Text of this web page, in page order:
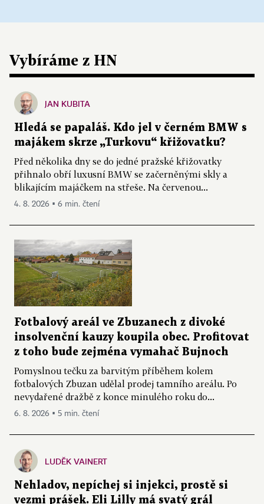
Vybíráme z HN
JAN KUBITA
Hledá se papaláš. Kdo jel v černém BMW s
majákem skrze „Turkovu“ křižovatku?
Před několika dny se do jedné pražské křižovatky
přihnalo obří luxusní BMW se začerněnými skly a
blikajícím majáčkem na střeše. Na červenou...
4. 8. 2026 ▪ 6 min. čtení
Fotbalový areál ve Zbuzanech z divoké
insolvenční kauzy koupila obec. Profitovat
z toho bude zejména vymahač Bujnoch
Pomyslnou tečku za barvitým příběhem kolem
fotbalových Zbuzan udělal prodej tamního areálu. Po
nevydařené dražbě z konce minulého roku do...
6. 8. 2026 ▪ 5 min. čtení
LUDĚK VAINERT
Nehladov, nepíchej si injekci, prostě si
vezmi prášek. Eli Lilly má svatý grál